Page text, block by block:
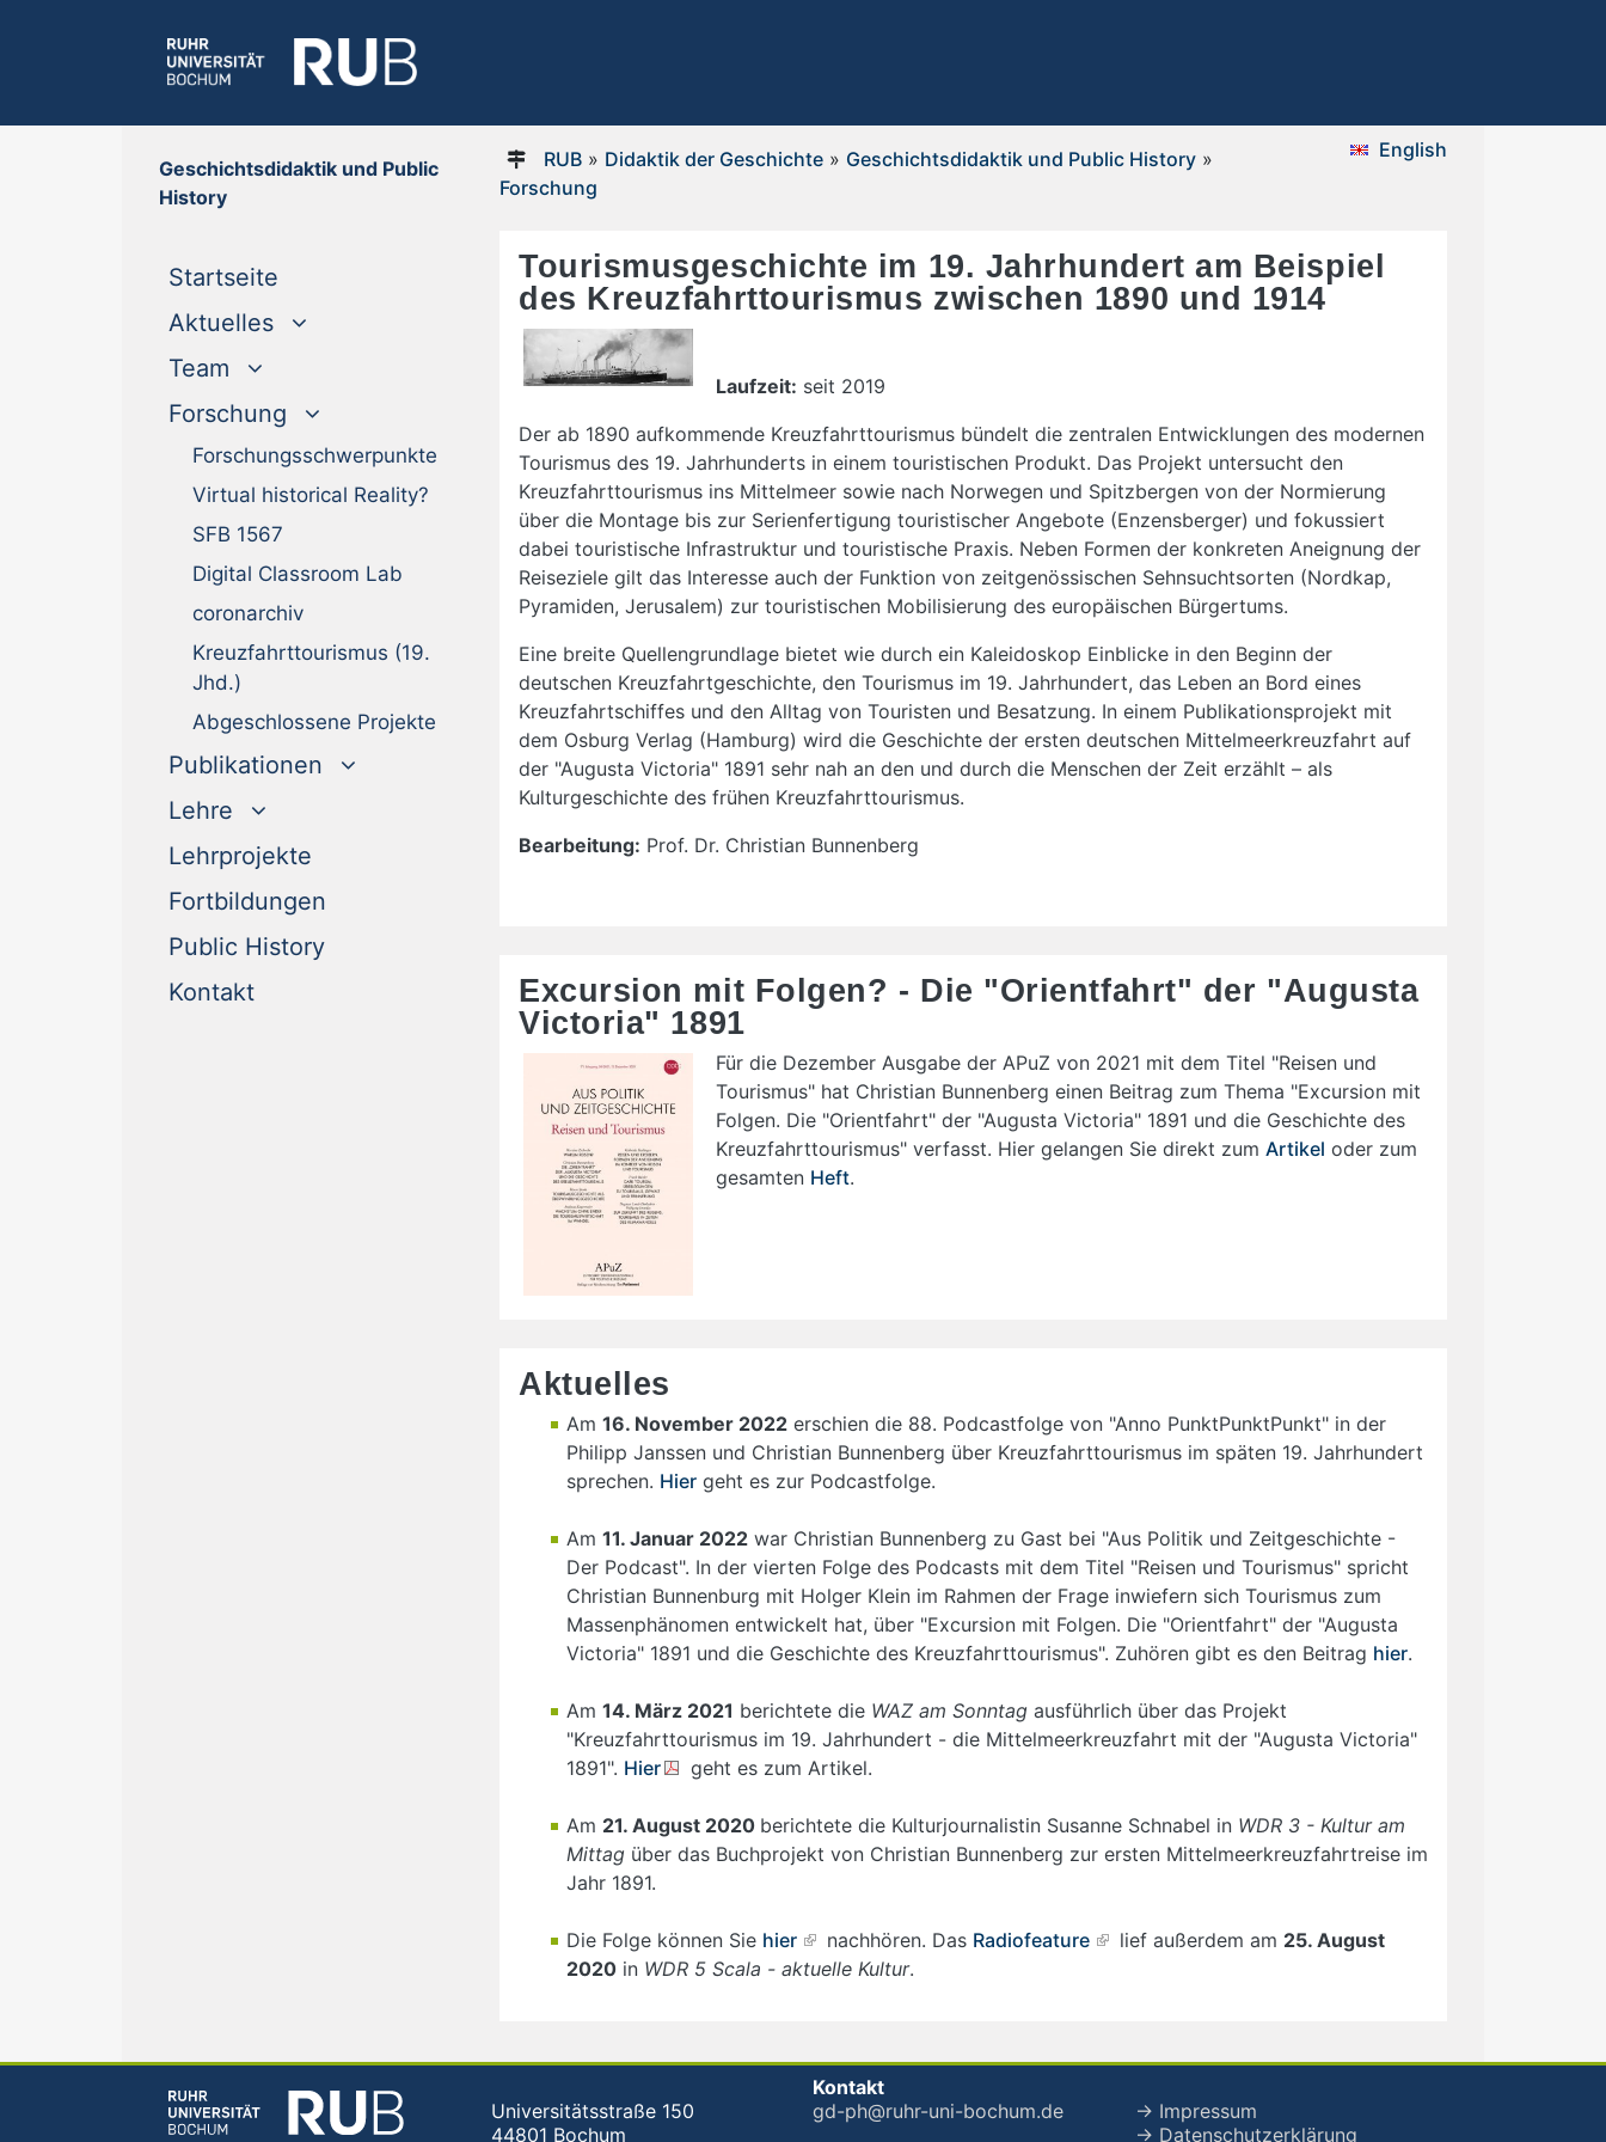
Geschichtsdidaktik und Public
History
Startseite
Aktuelles
Team
Forschung
Forschungsschwerpunkte
Virtual historical Reality?
SFB 1567
Digital Classroom Lab
coronarchiv
Kreuzfahrttourismus (19.
Jhd.)
Abgeschlossene Projekte
Publikationen
Lehre
Lehrprojekte
Fortbildungen
Public History
Kontakt
RUB» Didaktik der Geschichte» Geschichtsdidaktik und Public History»
Forschung
English
Tourismusgeschichte im 19. Jahrhundert am Beispiel
des Kreuzfahrttourismus zwischen 1890 und 1914
Laufzeit: seit 2019
Der ab 1890 aufkommende Kreuzfahrttourismus bündelt die zentralen Entwicklungen des modernen
Tourismus des 19. Jahrhunderts in einem touristischen Produkt. Das Projekt untersucht den
Kreuzfahrttourismus ins Mittelmeer sowie nach Norwegen und Spitzbergen von der Normierung
über die Montage bis zur Serienfertigung touristischer Angebote (Enzensberger) und fokussiert
dabei touristische Infrastruktur und touristische Praxis. Neben Formen der konkreten Aneignung der
Reiseziele gilt das Interesse auch der Funktion von zeitgenössischen Sehnsuchtsorten (Nordkap,
Pyramiden, Jerusalem) zur touristischen Mobilisierung des europäischen Bürgertums.
Eine breite Quellengrundlage bietet wie durch ein Kaleidoskop Einblicke in den Beginn der
deutschen Kreuzfahrtgeschichte, den Tourismus im 19. Jahrhundert, das Leben an Bord eines
Kreuzfahrtschiffes und den Alltag von Touristen und Besatzung. In einem Publikationsprojekt mit
dem Osburg Verlag (Hamburg) wird die Geschichte der ersten deutschen Mittelmeerkreuzfahrt auf
der "Augusta Victoria" 1891 sehr nah an den und durch die Menschen der Zeit erzählt – als
Kulturgeschichte des frühen Kreuzfahrttourismus.
Bearbeitung: Prof. Dr. Christian Bunnenberg
Excursion mit Folgen? - Die "Orientfahrt" der "Augusta
Victoria" 1891
Für die Dezember Ausgabe der APuZ von 2021 mit dem Titel "Reisen und
Tourismus" hat Christian Bunnenberg einen Beitrag zum Thema "Excursion mit
Folgen. Die "Orientfahrt" der "Augusta Victoria" 1891 und die Geschichte des
Kreuzfahrttourismus" verfasst. Hier gelangen Sie direkt zum Artikel oder zum
gesamten Heft.
Aktuelles
Am 16. November 2022 erschien die 88. Podcastfolge von "Anno PunktPunktPunkt" in der
Philipp Janssen und Christian Bunnenberg über Kreuzfahrttourismus im späten 19. Jahrhundert
sprechen. Hier geht es zur Podcastfolge.
Am 11. Januar 2022 war Christian Bunnenberg zu Gast bei "Aus Politik und Zeitgeschichte -
Der Podcast". In der vierten Folge des Podcasts mit dem Titel "Reisen und Tourismus" spricht
Christian Bunnenburg mit Holger Klein im Rahmen der Frage inwiefern sich Tourismus zum
Massenphänomen entwickelt hat, über "Excursion mit Folgen. Die "Orientfahrt" der "Augusta
Victoria" 1891 und die Geschichte des Kreuzfahrttourismus". Zuhören gibt es den Beitrag hier.
Am 14. März 2021 berichtete die WAZ am Sonntag ausführlich über das Projekt
"Kreuzfahrttourismus im 19. Jahrhundert - die Mittelmeerkreuzfahrt mit der "Augusta Victoria"
1891". Hier geht es zum Artikel.
Am 21. August 2020 berichtete die Kulturjournalistin Susanne Schnabel in WDR 3 - Kultur am
Mittag über das Buchprojekt von Christian Bunnenberg zur ersten Mittelmeerkreuzfahrtreise im
Jahr 1891.
Die Folge können Sie hier nachhören. Das Radiofeature lief außerdem am 25. August
2020 in WDR 5 Scala - aktuelle Kultur.
Universitätsstraße 150
44801 Bochum
Kontakt
gd-ph@ruhr-uni-bochum.de
→ Impressum
→ Datenschutzerklärung